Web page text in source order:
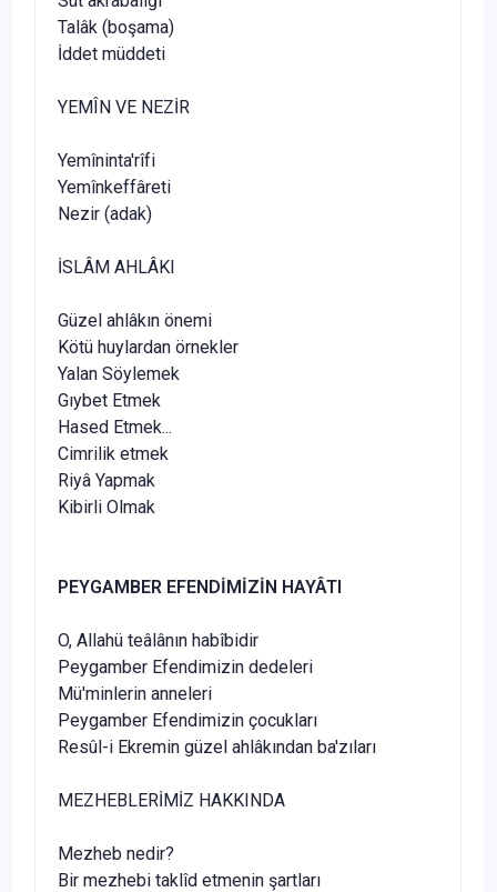
Talâk (boşama)
İddet müddeti
YEMÎN VE NEZİR
Yemîninta'rîfi
Yemînkeffâreti
Nezir (adak)
İSLÂM AHLÂKI
Güzel ahlâkın önemi
Kötü huylardan örnekler
Yalan Söylemek
Gıybet Etmek
Hased Etmek...
Cimrilik etmek
Riyâ Yapmak
Kibirli Olmak
PEYGAMBER EFENDİMİZİN HAYÂTI
O, Allahü teâlânın habîbidir
Peygamber Efendimizin dedeleri
Mü'minlerin anneleri
Peygamber Efendimizin çocukları
Resûl-i Ekremin güzel ahlâkından ba'zıları
MEZHEBLERİMİZ HAKKINDA
Mezheb nedir?
Bir mezhebi taklîd etmenin şartları